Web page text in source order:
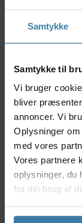
Samtykke
Samtykke til
Vi bruger
bliver
annoncer. Vi
Oplysninger
med vores
Vores partnere
oplysninger, du
fra din brug af
udelukkende
vil være din
baby har
sidde oprejst
For at øge din
mindre